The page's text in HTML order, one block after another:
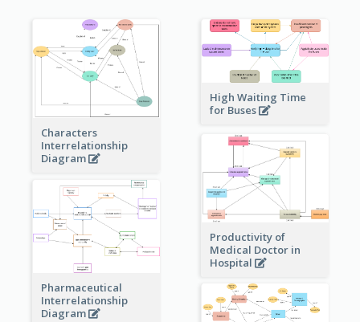
Characters
Interrelationship
Diagram
High Waiting Time
for Buses
Productivity of
Medical Doctor in
Hospital
Pharmaceutical
Interrelationship
Diagram